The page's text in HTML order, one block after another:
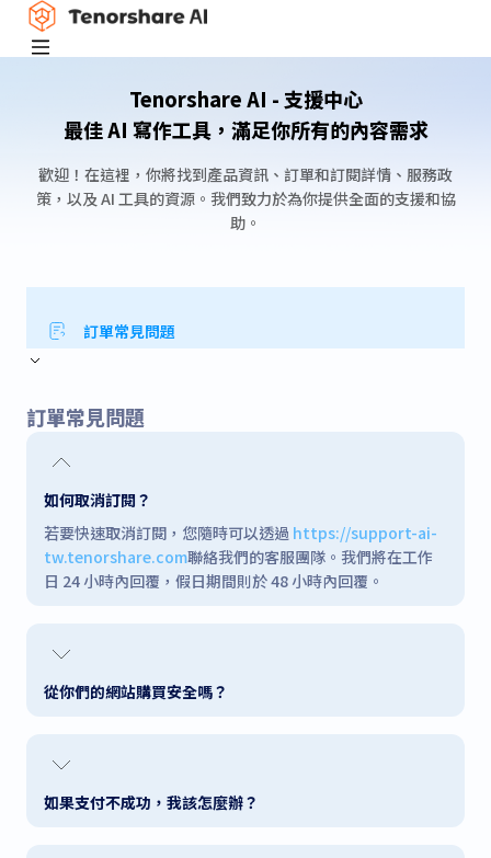
Tenorshare AI - 支援中心
最佳 AI 寫作工具，滿足你所有的內容需求
歡迎！在這裡，你將找到產品資訊、訂單和訂閱詳情、服務政
策，以及 AI 工具的資源。我們致力於為你提供全面的支援和協
助。
訂單常見問題
訂單常見問題
如何取消訂閱？
若要快速取消訂閱，您隨時可以透過 https://support-ai-
tw.tenorshare.com聯絡我們的客服團隊。我們將在工作
日 24 小時內回覆，假日期間則於 48 小時內回覆。
從你們的網站購買安全嗎？
如果支付不成功，我該怎麼辦？